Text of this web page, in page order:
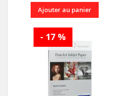
Ajouter au panier
- 17 %